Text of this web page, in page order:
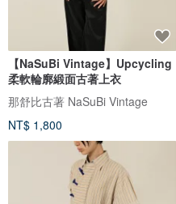
【NaSuBi Vintage】Upcycling
柔軟輪廓緞面古著上衣
那舒比古著 NaSuBi Vintage
NT$ 1,800